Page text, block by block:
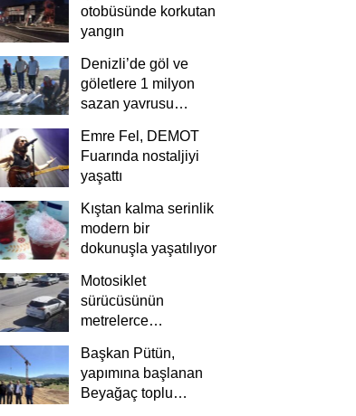
otobüsünde korkutan
yangın
Denizli’de göl ve
göletlere 1 milyon
sazan yavrusu
Emre Fel, DEMOT
Fuarında nostaljiyi
yaşattı
Kıştan kalma serinlik
modern bir
dokunuşla yaşatılıyor
Motosiklet
sürücüsünün
metrelerce
güvenlik
kamerasında
Başkan Pütün,
yapımına başlanan
Beyağaç toplu